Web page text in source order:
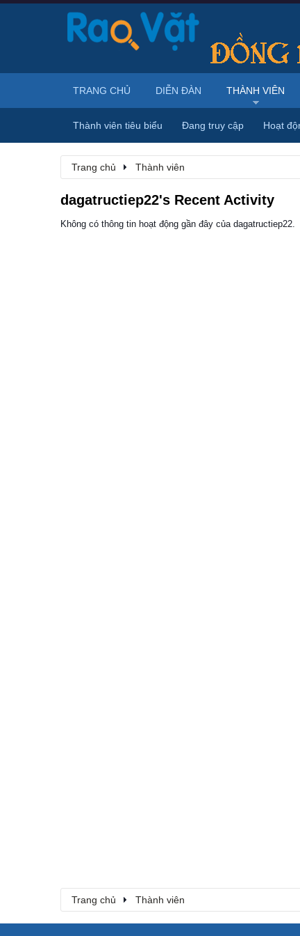
Trang chủ Thành viên
dagatructiep22's Recent Activity
Không có thông tin hoạt động gần đây của dagatructiep22.
Trang chủ Thành viên
TRANG CHỦ DIỄN ĐÀN THÀNH VIÊN
Thành viên tiêu biểu Đang truy cập Hoạt